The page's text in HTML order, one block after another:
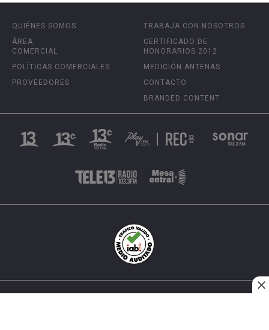
QUIÉNES SOMOS
ÁREA
COMERCIAL
POLÍTICAS COMERCIALES
PROVEEDORES
TRABAJA CON NOSOTROS
CERTIFICADO DE
HONORARIOS 2012
MEDICIÓN ANTENAS
CONTACTO
BRANDED CONTENT